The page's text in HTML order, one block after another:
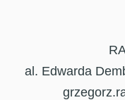
al. Edwarda